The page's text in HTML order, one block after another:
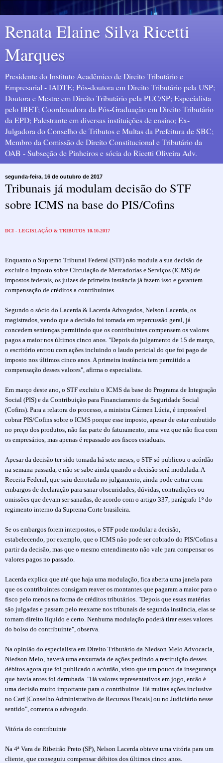
Renata Elaine Silva Ricetti
Marques
Presidente do Instituto Acadêmico de Direito Tributário e
Empresarial - IADTE; Pós-doutora em Direito Tributário pela USP;
Doutora e Mestre em Direito Tributário pela PUC/SP; Especialista
pelo IBET; Coordenadora da Pós-Graduação em Direito Tributário
da EPD; Palestrante em diversas instituições de ensino; Ex-
Julgadora do Conselho de Tributos e Multas da Prefeitura de SBC;
Membro da Comissão de Direito Constitucional e Tributário da
OAB - Subseção de Pinheiros e sócia do Ricetti Oliveira Adv.
segunda-feira, 16 de outubro de 2017
Tribunais já modulam decisão do STF
sobre ICMS na base do PIS/Cofins
DCI - LEGISLAÇÃO & TRIBUTOS 10.10.2017
Enquanto o Supremo Tribunal Federal (STF) não modula a sua decisão de
excluir o Imposto sobre Circulação de Mercadorias e Serviços (ICMS) de
impostos federais, os juízes de primeira instância já fazem isso e garantem
compensação de créditos a contribuintes.
Segundo o sócio do Lacerda & Lacerda Advogados, Nelson Lacerda, os
magistrados, vendo que a decisão foi tomada em repercussão geral, já
concedem sentenças permitindo que os contribuintes compensem os valores
pagos a maior nos últimos cinco anos. "Depois do julgamento de 15 de março,
o escritório entrou com ações incluindo o laudo pericial do que foi pago de
imposto nos últimos cinco anos. A primeira instância tem permitido a
compensação desses valores", afirma o especialista.
Em março deste ano, o STF excluiu o ICMS da base do Programa de Integração
Social (PIS) e da Contribuição para Financiamento da Seguridade Social
(Cofins). Para a relatora do processo, a ministra Cármen Lúcia, é impossível
cobrar PIS/Cofins sobre o ICMS porque esse imposto, apesar de estar embutido
no preço dos produtos, não faz parte do faturamento, uma vez que não fica com
os empresários, mas apenas é repassado aos fiscos estaduais.
Apesar da decisão ter sido tomada há sete meses, o STF só publicou o acórdão
na semana passada, e não se sabe ainda quando a decisão será modulada. A
Receita Federal, que saiu derrotada no julgamento, ainda pode entrar com
embargos de declaração para sanar obscuridades, dúvidas, contradições ou
omissões que devam ser sanadas, de acordo com o artigo 337, parágrafo 1º do
regimento interno da Suprema Corte brasileira.
Se os embargos forem interpostos, o STF pode modular a decisão,
estabelecendo, por exemplo, que o ICMS não pode ser cobrado do PIS/Cofins a
partir da decisão, mas que o mesmo entendimento não vale para compensar os
valores pagos no passado.
Lacerda explica que até que haja uma modulação, fica aberta uma janela para
que os contribuintes consigam reaver os montantes que pagaram a maior para o
fisco pelo menos na forma de créditos tributários. "Depois que essas matérias
são julgadas e passam pelo reexame nos tribunais de segunda instância, elas se
tornam direito líquido e certo. Nenhuma modulação poderá tirar esses valores
do bolso do contribuinte", observa.
Na opinião do especialista em Direito Tributário da Niedson Melo Advocacia,
Niedson Melo, haverá uma enxurrada de ações pedindo a restituição desses
débitos agora que foi publicado o acórdão, visto que um pouco da insegurança
que havia antes foi derrubada. "Há valores representativos em jogo, então é
uma decisão muito importante para o contribuinte. Há muitas ações inclusive
no Carf [Conselho Administrativo de Recursos Fiscais] ou no Judiciário nesse
sentido", comenta o advogado.
Vitória do contribuinte
Na 4ª Vara de Ribeirão Preto (SP), Nelson Lacerda obteve uma vitória para um
cliente, que conseguiu compensar débitos dos últimos cinco anos.